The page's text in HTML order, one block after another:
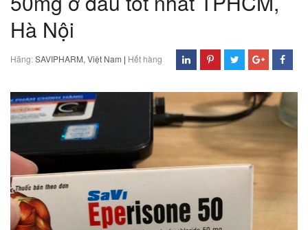
Hà Nội
Hãng:SAVIPHARM, Việt Nam | Hết hàng